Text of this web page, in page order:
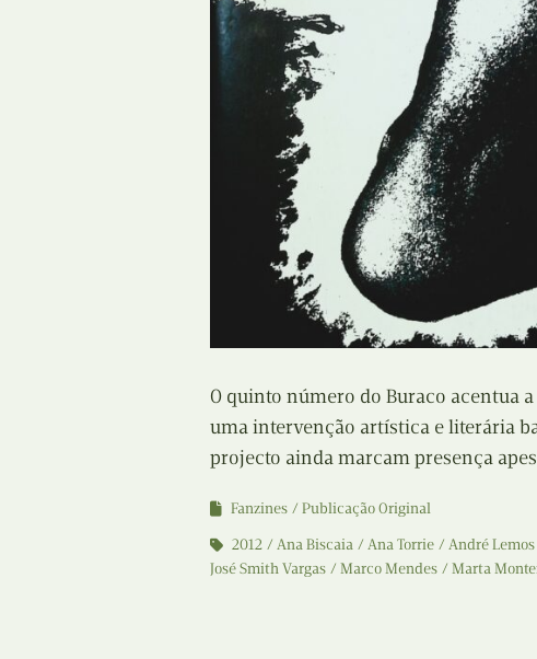
O quinto número do Buraco acentua
uma intervenção artística e literária
projecto ainda marcam presença
Fanzines
Publicação Original
2012
Ana Biscaia Ana Torrie André Lemos
José Smith Vargas
Marco Mendes Marta